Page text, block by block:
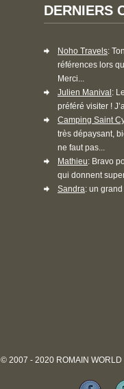
DERNIERS
Noho Travels:
références lors
Merci...
Julien Manival :
préféré visiter !
Camping Saint
très dépaysant,
ne faut pas...
Mathieu: Bravo
qui donnent
Sandra: un
© 2007 - 2020 ROMAIN WORLD